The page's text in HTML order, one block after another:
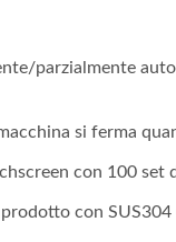
parzialmente
si ferma
con 100 set
con